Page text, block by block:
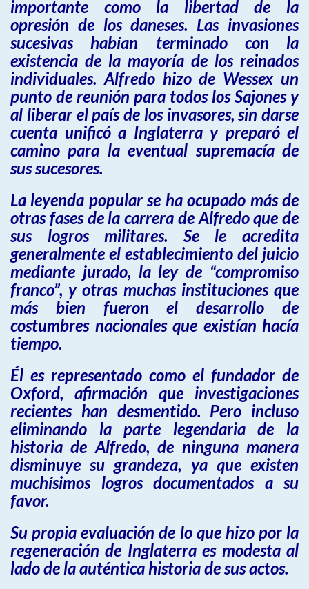
importante como la libertad de la
opresión de los daneses. Las invasiones
sucesivas habían terminado con la
existencia de la mayoría de los reinados
individuales. Alfredo hizo de Wessex un
punto de reunión para todos los Sajones y
al liberar el país de los invasores, sin darse
cuenta unificó a Inglaterra y preparó el
camino para la eventual supremacía de
sus sucesores.
La leyenda popular se ha ocupado más de
otras fases de la carrera de Alfredo que de
sus logros militares. Se le acredita
generalmente el establecimiento del juicio
mediante jurado, la ley de “compromiso
franco”, y otras muchas instituciones que
más bien fueron el desarrollo de
costumbres nacionales que existían hacía
tiempo.
Él es representado como el fundador de
Oxford, afirmación que investigaciones
recientes han desmentido. Pero incluso
eliminando la parte legendaria de la
historia de Alfredo, de ninguna manera
disminuye su grandeza, ya que existen
muchísimos logros documentados a su
favor.
Su propia evaluación de lo que hizo por la
regeneración de Inglaterra es modesta al
lado de la auténtica historia de sus actos.